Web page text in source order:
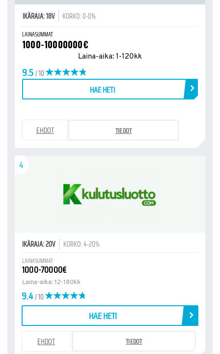
IKÄRAJA: 18V KORKO: 0-0%
LAINASUMMAT
1000-10000000€
Laina-aika: 1-120kk
9.5/ 10
EHDOT TIEDOT
HAE HETI
4
IKÄRAJA: 20V KORKO: 4-20%
LAINASUMMAT
1000-70000€
Laina-aika: 12-180kk
9.4/ 10
HAE HETI
EHDOT TIEDOT